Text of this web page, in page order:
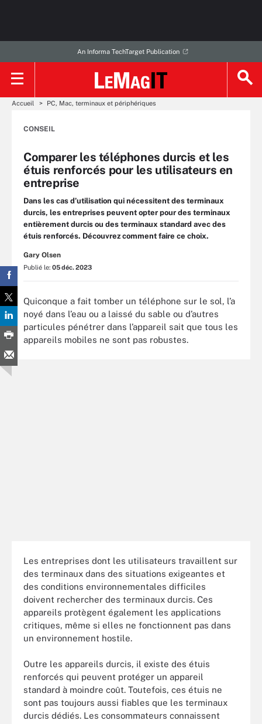
An Informa TechTarget Publication
Accueil PC, Mac, terminaux et périphériques
CONSEIL
Comparer les téléphones durcis et les
étuis renforcés pour les utilisateurs en
entreprise
Dans les cas d’utilisation qui nécessitent des terminaux
durcis, les entreprises peuvent opter pour des terminaux
entièrement durcis ou des terminaux standard avec des
étuis renforcés. Découvrez comment faire ce choix.
Gary Olsen
Publié le: 05 déc. 2023
Quiconque a fait tomber un téléphone sur le sol, l’a
noyé dans l’eau ou a laissé du sable ou d’autres
particules pénétrer dans l’appareil sait que tous les
appareils mobiles ne sont pas robustes.
Les entreprises dont les utilisateurs travaillent sur
des terminaux dans des situations exigeantes et
des conditions environnementales difficiles
doivent rechercher des terminaux durcis. Ces
appareils protègent également les applications
critiques, même si elles ne fonctionnent pas dans
un environnement hostile.
Outre les appareils durcis, il existe des étuis
renforcés qui peuvent protéger un appareil
standard à moindre coût. Toutefois, ces étuis ne
sont pas toujours aussi fiables que les terminaux
durcis dédiés. Les consommateurs connaissent